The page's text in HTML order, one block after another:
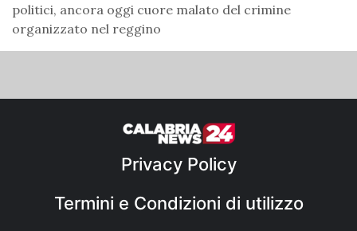
politici, ancora oggi cuore malato del crimine
organizzato nel reggino
Privacy Policy
Termini e Condizioni di utilizzo